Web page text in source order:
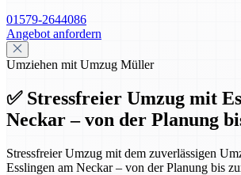
01579-2644086
Angebot anfordern
Umziehen mit Umzug Müller
✅ Stressfreier Umzug mit
Neckar – von der Planung
Stressfreier Umzug mit dem zuverlässigen
Esslingen am Neckar – von der Planung bis